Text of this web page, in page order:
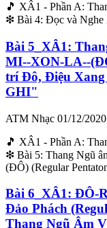
🎵 XÂ1 - Phần A:
❇ Bài 4: Đọc và
Bài 5_XÂ1:
MI--XON-LA--
trí Đô, Điệu
GHI"
ATM Nhạc 01/12/2020
🎵 XÂ1 - Phần A:
❇ Bài 5: Thang Ngũ
(ĐÔ) (Regular
Bài 6_XÂ1: ĐÔ-
Đảo Phách
Thang Ngũ Âm